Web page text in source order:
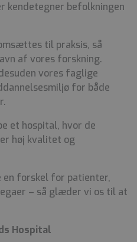
kendetegner befolkningen
til praksis, så
af vores forskning.
vores faglige
for både
et hospital, hvor de
høj kvalitet og
forskel for patienter,
– så glæder vi os til at
Hospital